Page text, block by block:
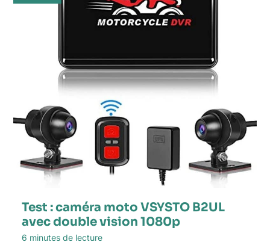
Test : caméra moto VSYSTO B2UL
avec double vision 1080p
6 minutes de lecture